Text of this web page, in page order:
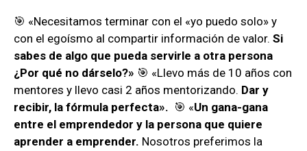
🎯 «Necesitamos terminar con el «yo puedo solo» y
con el egoísmo al compartir información de valor. Si
sabes de algo que pueda servirle a otra persona
¿Por qué no dárselo?» 🎯 «Llevo más de 10 años con
mentores y llevo casi 2 años mentorizando. Dar y
recibir, la fórmula perfecta». 🎯 «Un gana-gana
entre el emprendedor y la persona que quiere
aprender a emprender. Nosotros preferimos la